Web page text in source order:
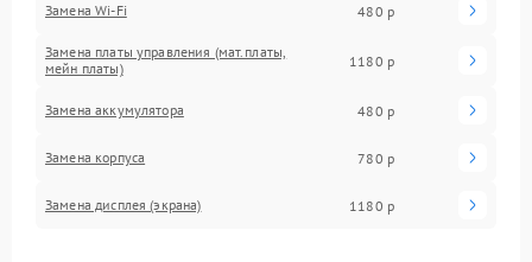
Замена Wi-Fi 480 р
Замена платы управления (мат.платы,
мейн платы)
1180 р
Замена аккумулятора 480 р
Замена корпуса 780 р
Замена дисплея (экрана) 1180 р